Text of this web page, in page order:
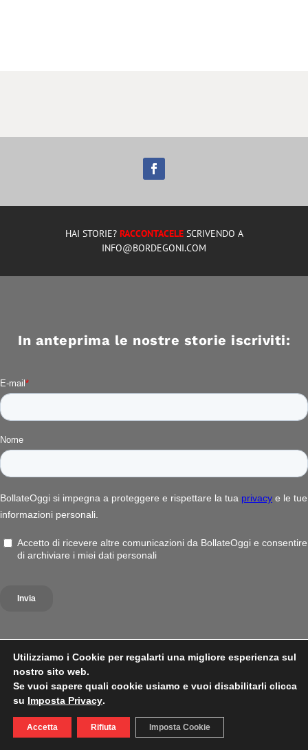
HAI STORIE? RACCONTACELESCRIVENDO A
INFO@BORDEGONI.COM
In anteprima le nostre storie iscriviti:
Utilizziamo i Cookie per regalarti una migliore esperienza sul
nostro sito web.
Se vuoi sapere quali cookie usiamo e vuoi disabilitarli clicca
su Imposta Privacy.
Accetta Rifiuta Imposta Cookie